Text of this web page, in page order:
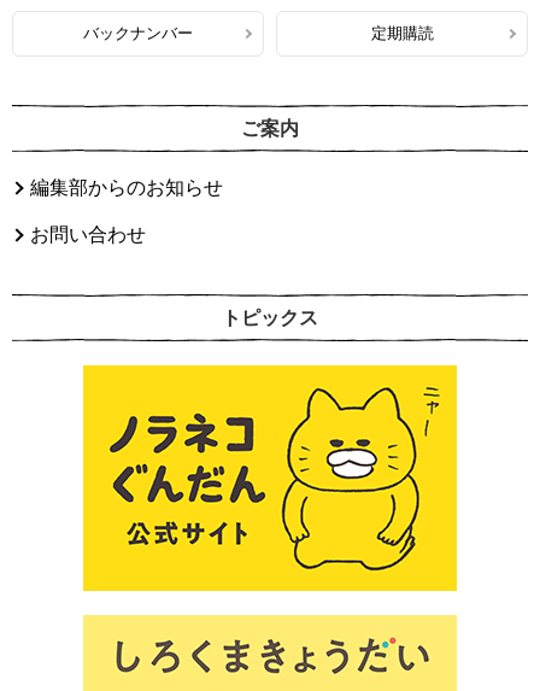
バックナンバー 定期購読
ご案内
編集部からのお知らせ
お問い合わせ
トピックス